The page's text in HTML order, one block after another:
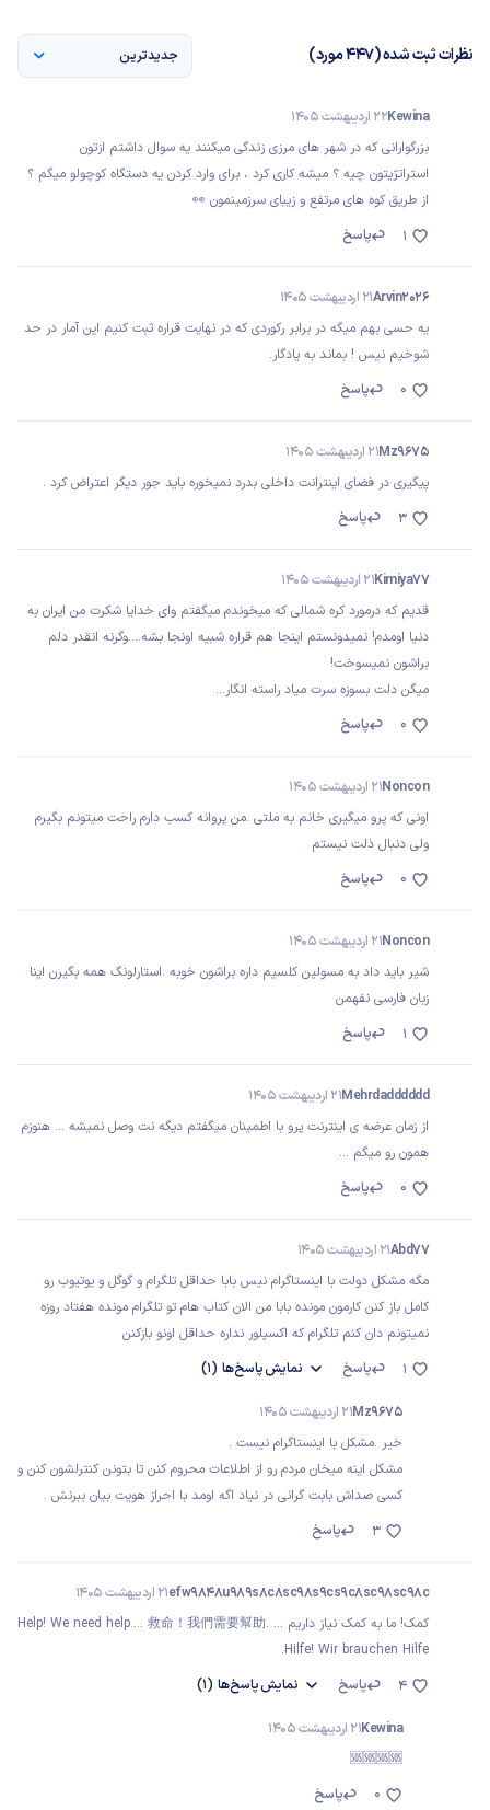
نظرات ثبت شده (447 مورد) جدیدترین
Kewina22 اردیبهشت 1405
بزرگوارانی که در شهر های مرزی زندگی میکنند یه سوال داشتم ازتون
استراتژیتون چیه ؟ میشه کاری کرد ، برای وارد کردن یه دستگاه کوچولو میگم ؟
از طریق کوه های مرتفع و زیبای سرزمینمون 👀
پاسخ
1
Arvin202621 اردیبهشت 1405
یه حسی بهم میگه در برابر رکوردی که در نهایت قراره ثبت کنیم این آمار در حد
شوخیم نیس ! بماند به یادگار.
پاسخ
0
Mz967521 اردیبهشت 1405
پیگیری در فضای اینترانت داخلی بدرد نمیخوره باید جور دیگر اعتراض کرد .
پاسخ
3
Kimiya7721 اردیبهشت 1405
قدیم که درمورد کره شمالی که میخوندم میگفتم وای خدایا شکرت من ایران به
دنیا اومدم! نمیدونستم اینجا هم قراره شبیه اونجا بشه....وگرنه انقدر دلم
براشون نمیسوخت!
میگن دلت بسوزه سرت میاد راسته انگار...
پاسخ
0
Noncon21 اردیبهشت 1405
اونی که پرو میگیری خانم به ملتی .من پروانه کسب دارم راحت میتونم بگیرم
ولی دنبال ذلت نیستم
پاسخ
0
Noncon21 اردیبهشت 1405
شیر باید داد به مسولین کلسیم داره براشون خوبه .استارلونگ همه بگیرن اینا
زبان فارسی نفهمن
پاسخ
1
Mehrdadddddd21 اردیبهشت 1405
از زمان عرضه ی اینترنت پرو با اطمینان میگفتم دیگه نت وصل نمیشه ... هنوزم
همون رو میگم ...
پاسخ
0
Abd7721 اردیبهشت 1405
مگه مشکل دولت با اینستاگرام نیس بابا حداقل تلگرام و گوگل و یوتیوب رو
کامل باز کنن کارمون مونده بابا من الان کتاب هام تو تلگرام مونده هفتاد روزه
نمیتونم دان کنم تلگرام که اکسپلور نداره حداقل اونو بازکنن
پاسخ
نمایشپاسخ‌ها (1) 1
Mz967521 اردیبهشت 1405
خیر .مشکل با اینستاگرام نیست .
مشکل اینه میخان مردم رو از اطلاعات محروم کنن تا بتونن کنترلشون کنن و
کسی صداش بابت گرانی در نیاد اگه اومد با احراز هویت بیان ببرنش .
پاسخ
3
efw9848u989s8c8sc98s9cs9c8sc98sc98c21 اردیبهشت 1405
کمک! ما به کمک نیاز داریم ... Help! We need help.... 救命！我們需要幫助.
.Hilfe! Wir brauchen Hilfe
پاسخ
نمایشپاسخ‌ها (1) 4
Kewina21 اردیبهشت 1405
🆘🆘🆘🆘
پاسخ
0